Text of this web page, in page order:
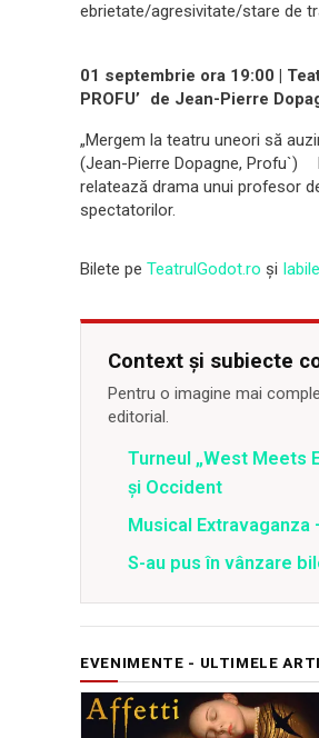
ebrietate/agresivitate/stare de
01 septembrie ora 19:00 |
PROFU’ de Jean-Pierre
„Mergem la teatru uneori să
(Jean-Pierre Dopagne, Profu`)
relatează drama unui profesor
spectatorilor.
Bilete pe TeatrulGodot.ro şi
Context și subiecte
Pentru o imagine mai
editorial.
Turneul „West Meets
și Occident
Musical
S-au pus în vânzare
EVENIMENTE - ULTIMELE